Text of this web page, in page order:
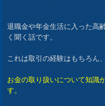
退職金や年金生活に入った高
く聞く話です。
これは取引の経験はもちろん
お金の取り扱いについて知識
す。